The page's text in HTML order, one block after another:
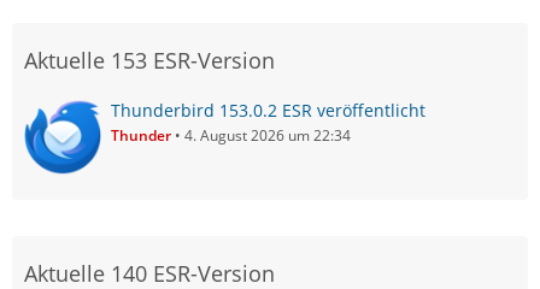
Aktuelle 153 ESR-Version
Thunderbird 153.0.2 ESR veröffentlicht
Thunder 4. August 2026 um 22:34
Aktuelle 140 ESR-Version